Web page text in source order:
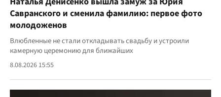
Савранского и сменила фамилию: первое фото
молодоженов
Влюбленные не стали откладывать свадьбу и устроили
камерную церемонию для ближайших
8.08.2026 15:55